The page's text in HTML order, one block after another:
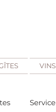
VINS